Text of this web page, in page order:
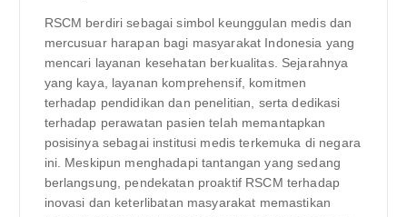
RSCM berdiri sebagai simbol keunggulan medis dan
mercusuar harapan bagi masyarakat Indonesia yang
mencari layanan kesehatan berkualitas. Sejarahnya
yang kaya, layanan komprehensif, komitmen
terhadap pendidikan dan penelitian, serta dedikasi
terhadap perawatan pasien telah memantapkan
posisinya sebagai institusi medis terkemuka di negara
ini. Meskipun menghadapi tantangan yang sedang
berlangsung, pendekatan proaktif RSCM terhadap
inovasi dan keterlibatan masyarakat memastikan